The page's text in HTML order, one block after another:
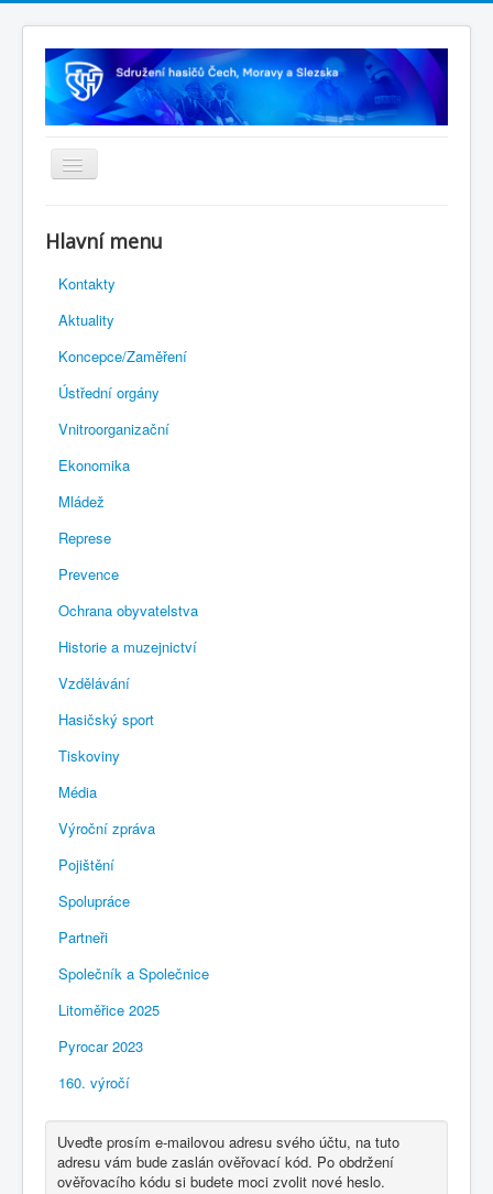
Rejstřík sportu
Novelizace Stanov SH ČMS
Plán činnosti 2026
Kalendář akcí
Výhody pro členy
Portál REDENOX
Hlavní menu
Kontakty
Aktuality
Koncepce/Zaměření
Ústřední orgány
Vnitroorganizační
Ekonomika
Mládež
Represe
Prevence
Ochrana obyvatelstva
Historie a muzejnictví
Vzdělávání
Hasičský sport
Tiskoviny
Média
Výroční zpráva
Pojištění
Spolupráce
Partneři
Společník a Společnice
Litoměřice 2025
Pyrocar 2023
160. výročí
Uveďte prosím e-mailovou adresu svého účtu, na tuto
adresu vám bude zaslán ověřovací kód. Po obdržení
ověřovacího kódu si budete moci zvolit nové heslo.